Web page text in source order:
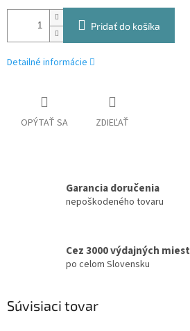
Pridať do košíka
Detailné informácie
OPÝTAŤ SA ZDIEĽAŤ
Garancia doručenia
nepoškodeného tovaru
Cez 3000 výdajných miest
po celom Slovensku
Súvisiaci tovar